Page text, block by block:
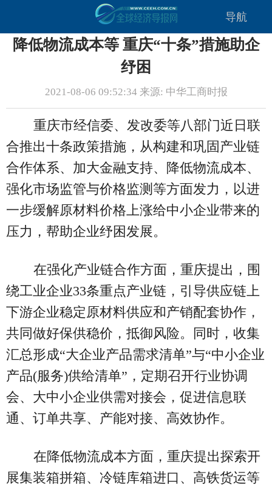
导航
降低物流成本等 重庆“十条”措施助企
纾困
2021-08-06 09:52:34 来源: 中华工商时报
重庆市经信委、发改委等八部门近日联
合推出十条政策措施，从构建和巩固产业链
合作体系、加大金融支持、降低物流成本、
强化市场监管与价格监测等方面发力，以进
一步缓解原材料价格上涨给中小企业带来的
压力，帮助企业纾困发展。
在强化产业链合作方面，重庆提出，围
绕工业企业33条重点产业链，引导供应链上
下游企业稳定原材料供应和产销配套协作，
共同做好保供稳价，抵御风险。同时，收集
汇总形成“大企业产品需求清单”与“中小企业
产品(服务)供给清单”，定期召开行业协调
会、大中小企业供需对接会，促进信息联
通、订单共享、产能对接、高效协作。
在降低物流成本方面，重庆提出探索开
展集装箱拼箱、冷链库箱进口、高铁货运等